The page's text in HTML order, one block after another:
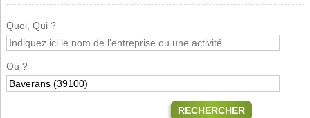
Quoi, Qui ?
Où ?
RECHERCHER